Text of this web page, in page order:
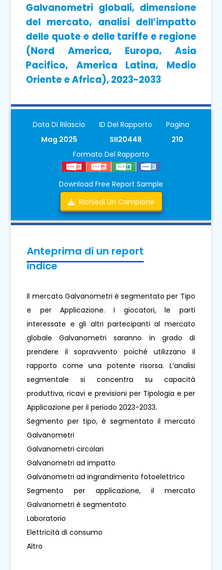
Galvanometri globali, dimensione
del mercato, analisi dell’impatto
delle quote e delle tariffe e regione
(Nord America, Europa, Asia
Pacifico, America Latina, Medio
Oriente e Africa), 2023-2033
Data Di Rilascio
Mag 2025
ID Del Rapporto
SII20448
Pagina
210
Formato Del Rapporto
Download Free Report Sample
Richiedi Un Campione
Anteprima di un report
indice
Il mercato Galvanometri è segmentato per Tipo
e per Applicazione. I giocatori, le parti
interessate e gli altri partecipanti al mercato
globale Galvanometri saranno in grado di
prendere il sopravvento poiché utilizzano il
rapporto come una potente risorsa. L’analisi
segmentale si concentra su capacità
produttiva, ricavi e previsioni per Tipologia e per
Applicazione per il periodo 2023-2033.
Segmento per tipo, è segmentato il mercato
Galvanometri
Galvanometri circolari
Galvanometri ad impatto
Galvanometri ad ingrandimento fotoelettrico
Segmento per applicazione, il mercato
Galvanometri è segmentato
Laboratorio
Elettricità di consumo
Altro